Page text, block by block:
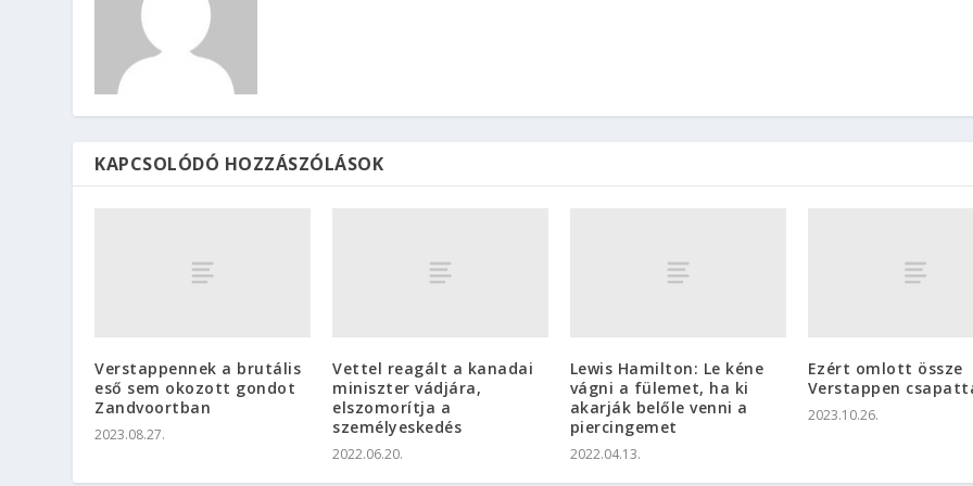
KAPCSOLÓDÓ HOZZÁSZÓLÁSOK
Verstappennek a brutális
eső sem okozott gondot
Zandvoortban
2023.08.27.
Vettel reagált a kanadai
miniszter vádjára,
elszomorítja a
személyeskedés
2022.06.20.
Lewis Hamilton: Le kéne
vágni a fülemet, ha ki
akarják belőle venni a
piercingemet
2022.04.13.
Ezért omlott össze
Verstappen
2023.10.26.